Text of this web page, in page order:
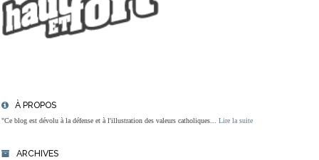
À PROPOS
"Ce blog est dévolu à la défense et à l'illustration des valeurs catholiques... Lire la suite
ARCHIVES